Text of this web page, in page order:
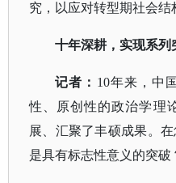
究，以应对转型期社会结
十年深耕，实现系列
记者： 10年来，中
性、原创性的政治学理
展、汇聚了丰硕成果。
是具有标志性意义的突破